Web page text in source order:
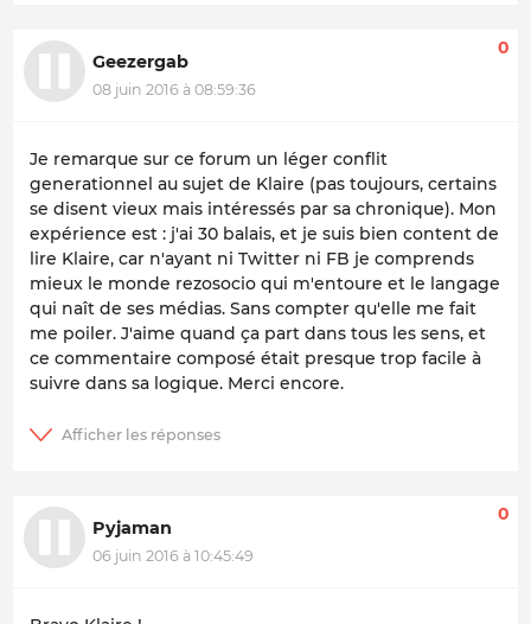
Geezergab
08 juin 2016 à 08:59:36
0
Je remarque sur ce forum un léger conflit
generationnel au sujet de Klaire (pas toujours, certains
se disent vieux mais intéressés par sa chronique). Mon
expérience est : j'ai 30 balais, et je suis bien content de
lire Klaire, car n'ayant ni Twitter ni FB je comprends
mieux le monde rezosocio qui m'entoure et le langage
qui naît de ses médias. Sans compter qu'elle me fait
me poiler. J'aime quand ça part dans tous les sens, et
ce commentaire composé était presque trop facile à
suivre dans sa logique. Merci encore.
Pyjaman
06 juin 2016 à 10:45:49
0